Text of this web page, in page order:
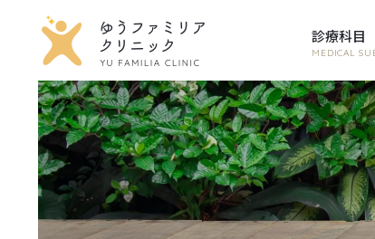
診療科目
MEDICAL